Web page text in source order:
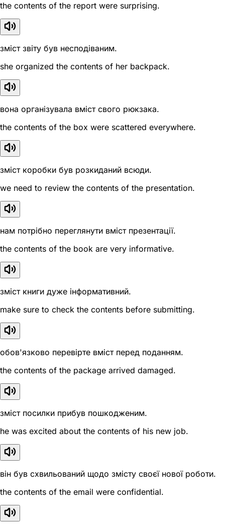
the contents of the report were surprising.
зміст звіту був несподіваним.
she organized the contents of her backpack.
вона організувала вміст свого рюкзака.
the contents of the box were scattered everywhere.
зміст коробки був розкиданий всюди.
we need to review the contents of the presentation.
нам потрібно переглянути вміст презентації.
the contents of the book are very informative.
зміст книги дуже інформативний.
make sure to check the contents before submitting.
обов'язково перевірте вміст перед поданням.
the contents of the package arrived damaged.
зміст посилки прибув пошкодженим.
he was excited about the contents of his new job.
він був схвильований щодо змісту своєї нової роботи.
the contents of the email were confidential.